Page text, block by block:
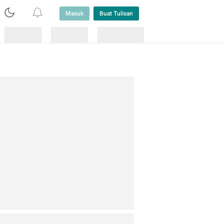
Masuk Buat Tulisan